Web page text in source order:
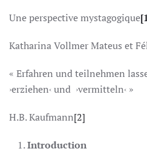
Une perspective mystagogique
Katharina Vollmer Mateus et
« Erfahren und teilnehmen
›erziehen‹ und ›vermitteln‹ »
H.B. Kaufmann[2]
Introduction